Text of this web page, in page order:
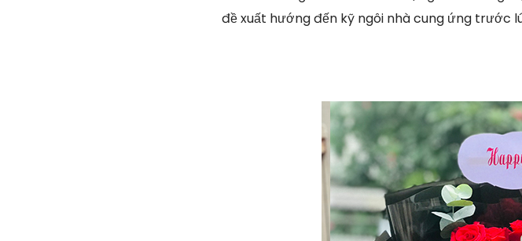
đề xuất hướng đến kỹ ngôi nhà cung ứng trước